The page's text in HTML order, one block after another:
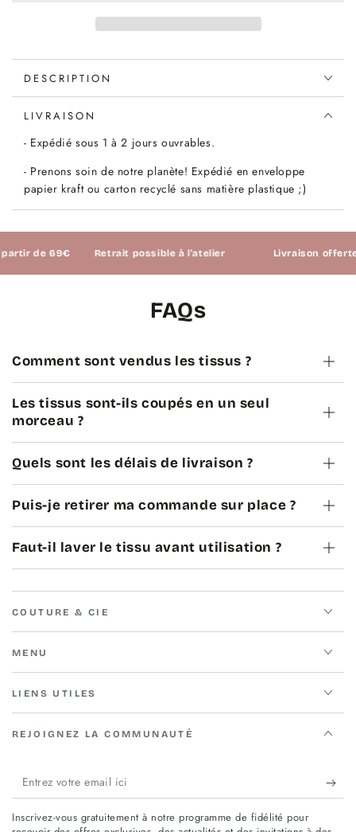
jupe
Picadilly
DESCRIPTION
LIVRAISON
- Expédié sous 1 à 2 jours ouvrables.
- Prenons soin de notre planète! Expédié en enveloppe
papier kraft ou carton recyclé sans matière plastique ;)
de 69€ Retrait possible à l'atelier Livraison offerte à
FAQs
Comment sont vendus les tissus ?
Les tissus sont-ils coupés en un seul
morceau ?
Quels sont les délais de livraison ?
Puis-je retirer ma commande sur place ?
Faut-il laver le tissu avant utilisation ?
COUTURE & CIE
MENU
LIENS UTILES
REJOIGNEZ LA COMMUNAUTÉ
Entrez
votre
Inscrivez-vous gratuitement à notre programme de fidélité pour